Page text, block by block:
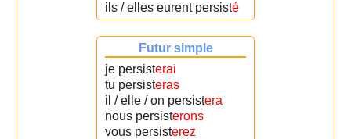
ils / elles eurent persisté
Futur simple
je persisterai
tu persisteras
il / elle / on persistera
nous persisterons
vous persisterez